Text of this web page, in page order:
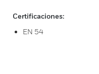
Certificaciones:
EN 54